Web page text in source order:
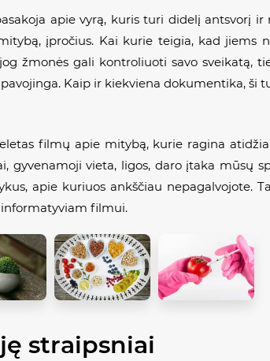
apie vyrą, kuris turi didelį antsvorį
įpročius. Kai kurie teigia, kad jiems
žmonės gali kontroliuoti savo sveikatą,
Kaip ir kiekviena dokumentika, ši
filmų apie mitybą, kurie ragina
gyvenamoji vieta, ligos, daro įtaka mūsų
apie kuriuos ankščiau nepagalvojote.
filmui.
straipsniai